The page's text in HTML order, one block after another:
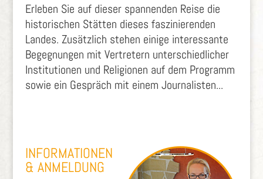
Erleben Sie auf dieser spannenden Reise die
historischen Stätten dieses faszinierenden
Landes. Zusätzlich stehen einige interessante
Begegnungen mit Vertretern unterschiedlicher
Institutionen und Religionen auf dem Programm
sowie ein Gespräch mit einem Journalisten...
INFORMATIONEN
& ANMELDUNG